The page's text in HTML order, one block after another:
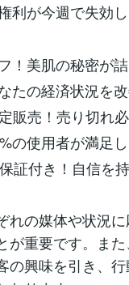
利が今週で失効
！美肌の秘密が
たの経済状況を
販売！売り切れ
の使用者が満足
証付き！自信を
れの媒体や状況
が重要です。ま
の興味を引き、